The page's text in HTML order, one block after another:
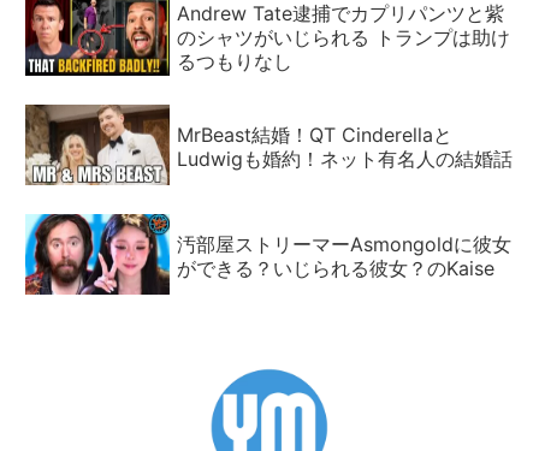
Andrew Tate逮捕でカプリパンツと紫
のシャツがいじられる トランプは助け
るつもりなし
MrBeast結婚！QT Cinderellaと
Ludwigも婚約！ネット有名人の結婚話
汚部屋ストリーマーAsmongoldに彼女
ができる？いじられる彼女？のKaise